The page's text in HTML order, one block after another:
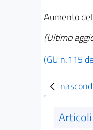
Aumento
(Ultimo
(GU n.115
Articoli